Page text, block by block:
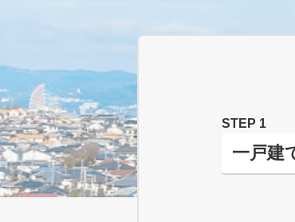
STEP 1